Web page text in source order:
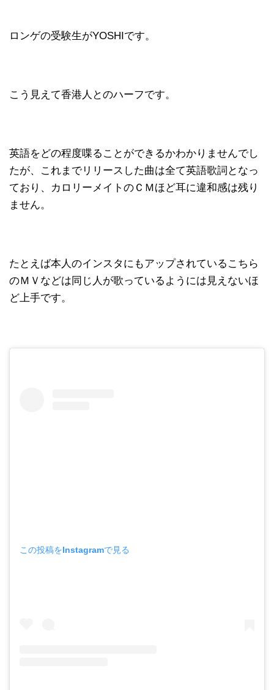
ロンゲの受験生がYOSHIです。
こう見えて香港人とのハーフです。
英語をどの程度喋ることができるかわかりませんでし
たが、これまでリリースした曲は全て英語歌詞となっ
ており、カロリーメイトのＣＭほど耳に違和感は残り
ません。
たとえば本人のインスタにもアップされているこちら
のＭＶなどは同じ人が歌っているようには見えないほ
ど上手です。
この投稿をInstagramで見る